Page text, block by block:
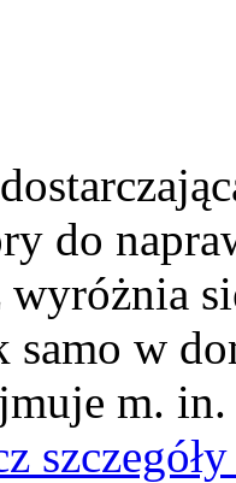
do
samo w
m.